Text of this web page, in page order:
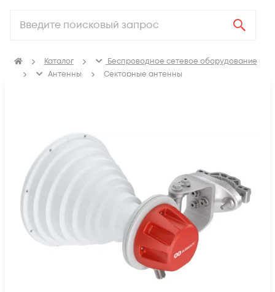
Каталог
Беспроводное сетевое оборудование
Антенны
Секторные антенны